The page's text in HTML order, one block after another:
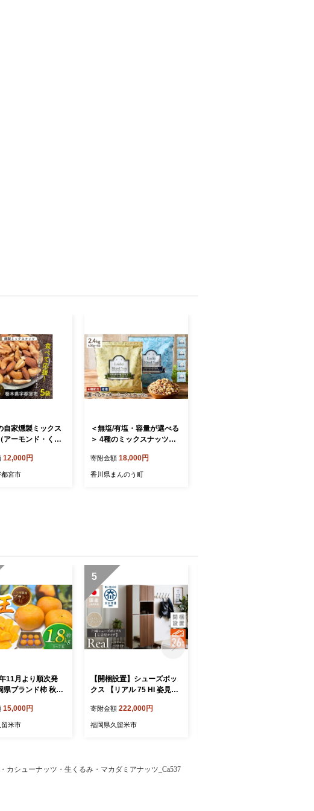
自家燻製ミックス
アーモンド・くる
）80g×5袋
12,000円
宮市
＜無塩/有塩・容量が選べる
＞ 4種のミックスナッツ＜
ラッキーミックスナッツ 有
塩 アーモンド くるみ クル
寄附金額 18,000円
香川県まんのう町
11月より順次発
県ブランド柿 秋王
高級品種 種ほぼな
ルーツ デザート
15,000円
米市
5
【開梱設置】シューズボッ
クス 【リアル 75 HI 姿見】
置 シューズボックス リアル
幅75 姿見 自社製造 フラッ
テリア 家具 福岡県 久留米
寄附金額 222,000円
福岡県久留米市
カシューナッツ・生くるみ・マカダミアナッツ_Ca537